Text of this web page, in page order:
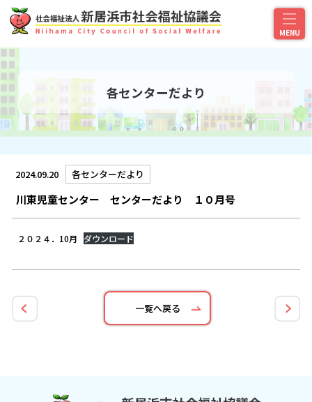
各センターだより
2024.09.20 各センターだより
川東児童センター センターだより １０月号
２０２４．10月 ダウンロード
一覧へ戻る